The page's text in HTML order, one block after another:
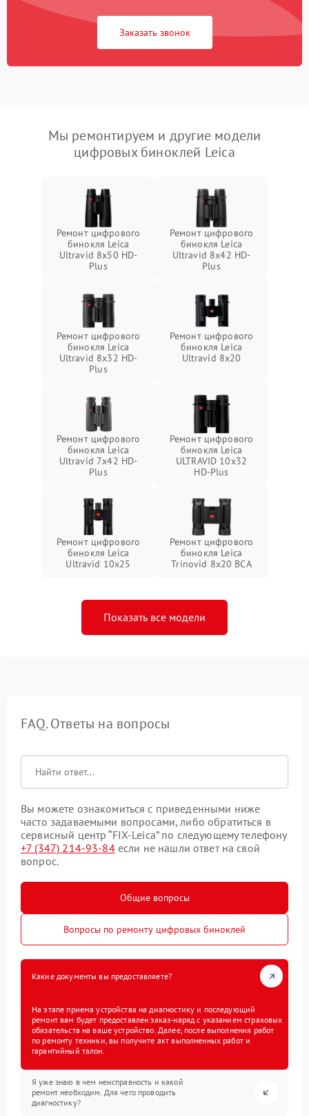
Заказать звонок
Мы ремонтируем и другие модели
цифровых биноклей Leica
Ремонт цифрового
бинокля Leica
Ultravid 8x50 HD-
Plus
Ремонт цифрового
бинокля Leica
Ultravid 8x42 HD-
Plus
Ремонт цифрового
бинокля Leica
Ultravid 8x32 HD-
Plus
Ремонт цифрового
бинокля Leica
Ultravid 8x20
Ремонт цифрового
бинокля Leica
Ultravid 7x42 HD-
Plus
Ремонт цифрового
бинокля Leica
ULTRAVID 10x32
HD-Plus
Ремонт цифрового
бинокля Leica
Ultravid 10x25
Ремонт цифрового
бинокля Leica
Trinovid 8x20 BCA
Показать все модели
FAQ. Ответы на вопросы
Вы можете ознакомиться с приведенными ниже
часто задаваемыми вопросами, либо обратиться в
сервисный центр “FIX-Leica” по следующему телефону
+7 (347) 214-93-84если не нашли ответ на свой
вопрос.
Общие вопросы
Вопросы по ремонту цифровых биноклей
Какие документы вы предоставляете?
На этапе приема устройства на диагностику и последующий
ремонт вам будет предоставлен заказ-наряд с указанием страховых
обязательств на ваше устройство. Далее, после выполнения работ
по ремонту техники, вы получите акт выполненных работ и
гарантийный талон.
Я уже знаю в чем неисправность и какой
ремонт необходим. Для чего проводить
диагностику?